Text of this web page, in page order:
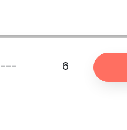
--- 6